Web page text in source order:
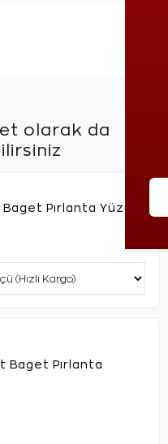
olarak da
Pırlanta Yüzük
Baget Pırlanta